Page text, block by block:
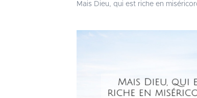
Mais Dieu, qui est riche en